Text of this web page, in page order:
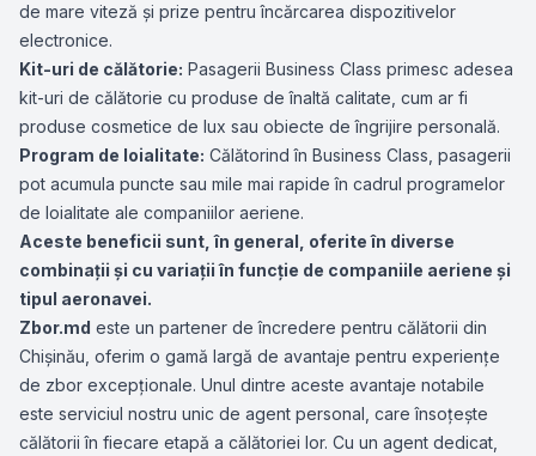
de mare viteză și prize pentru încărcarea dispozitivelor
electronice.
Kit-uri de călătorie: Pasagerii Business Class primesc adesea
kit-uri de călătorie cu produse de înaltă calitate, cum ar fi
produse cosmetice de lux sau obiecte de îngrijire personală.
Program de loialitate: Călătorind în Business Class, pasagerii
pot acumula puncte sau mile mai rapide în cadrul programelor
de loialitate ale companiilor aeriene.
Aceste beneficii sunt, în general, oferite în diverse
combinații și cu variații în funcție de companiile aeriene și
tipul aeronavei.
Zbor.md este un partener de încredere pentru călătorii din
Chișinău, oferim o gamă largă de avantaje pentru experiențe
de zbor excepționale. Unul dintre aceste avantaje notabile
este serviciul nostru unic de agent personal, care însoțește
călătorii în fiecare etapă a călătoriei lor. Cu un agent dedicat,